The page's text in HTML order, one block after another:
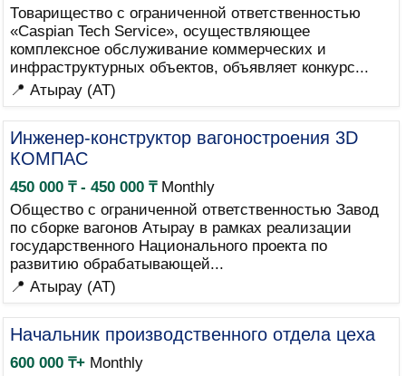
Товарищество с ограниченной ответственностью
«Caspian Tech Service», осуществляющее
комплексное обслуживание коммерческих и
инфраструктурных объектов, объявляет конкурс...
📍 Атырау (AT)
Инженер-конструктор вагоностроения 3D
КОМПАС
450 000 ₸ - 450 000 ₸Monthly
Общество с ограниченной ответственностью Завод
по сборке вагонов Атырау в рамках реализации
государственного Национального проекта по
развитию обрабатывающей...
📍 Атырау (AT)
Начальник производственного отдела цеха
600 000 ₸+Monthly